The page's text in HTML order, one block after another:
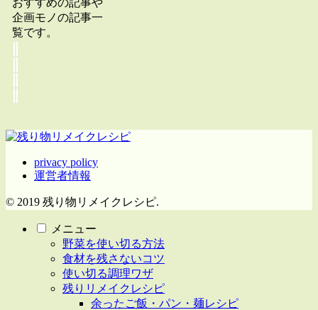
おすすめの記事や
企画モノの記事一
覧です。
privacy policy
運営者情報
© 2019 残り物リメイクレシピ.
メニュー
野菜を使い切る方法
食材を残さないコツ
使い切る調理ワザ
残りリメイクレシピ
余ったご飯・パン・麺レシピ